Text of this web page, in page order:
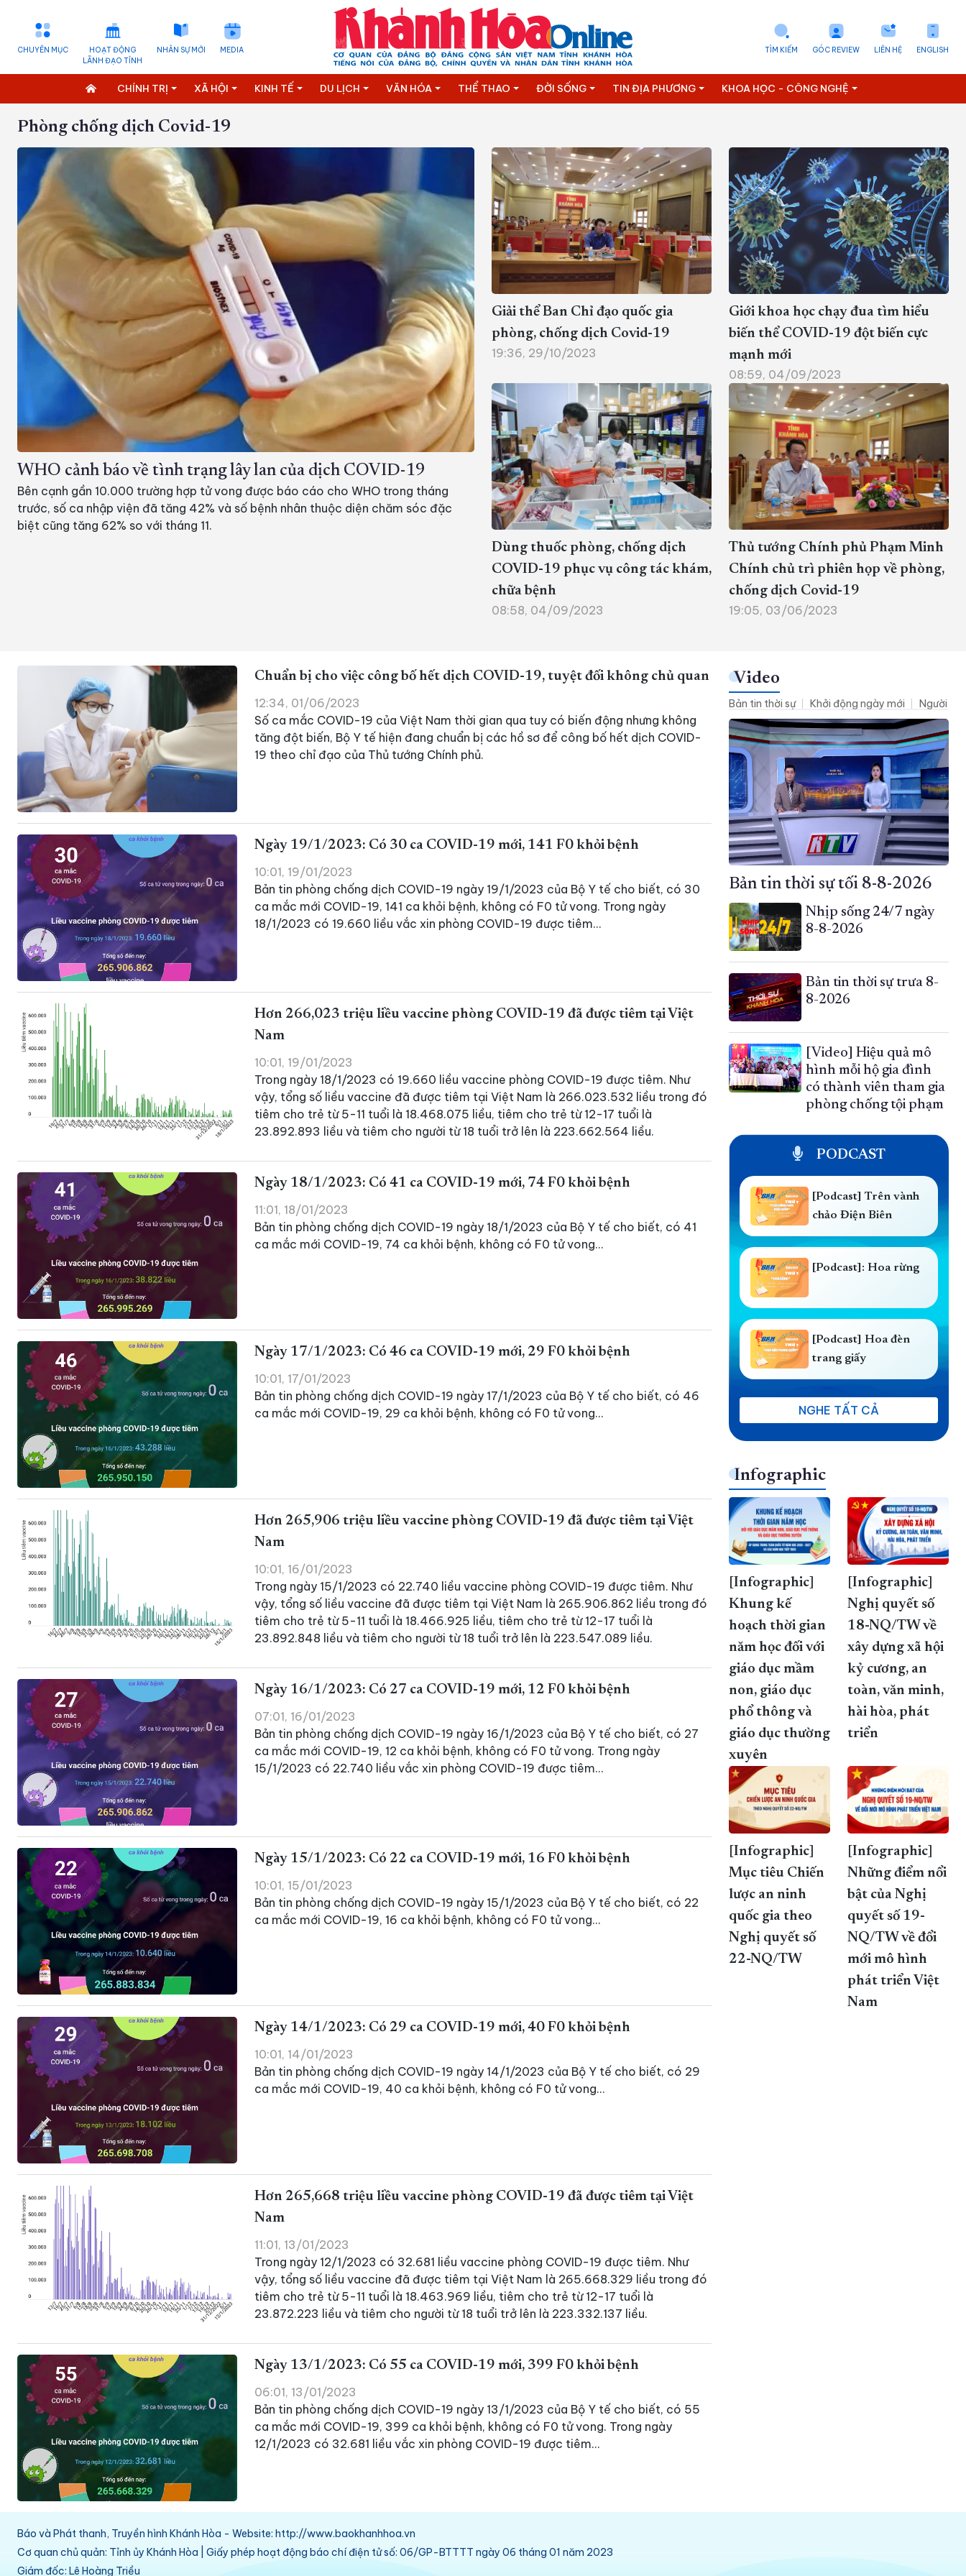
CHUYÊN MỤC
HOẠT ĐỘNG
LÃNH ĐẠO TỈNH
NHÂN SỰ MỚI MEDIA ENGLISH
LIÊN HỆ
GÓC REVIEW
TÌM KIẾM
CHÍNH TRỊ XÃ HỘI KINH TẾ DU LỊCH VĂN HÓA THỂ THAO ĐỜI SỐNG TIN ĐỊA PHƯƠNG KHOA HỌC - CÔNG NGHỆ
Phòng chống dịch Covid-19
WHO cảnh báo về tình trạng lây lan của dịch COVID-19
Bên cạnh gần 10.000 trường hợp tử vong được báo cáo cho WHO trong tháng
trước, số ca nhập viện đã tăng 42% và số bệnh nhân thuộc diện chăm sóc đặc
biệt cũng tăng 62% so với tháng 11.
Giải thể Ban Chỉ đạo quốc gia
phòng, chống dịch Covid-19
19:36, 29/10/2023
Giới khoa học chạy đua tìm hiểu
biến thể COVID-19 đột biến cực
mạnh mới
08:59, 04/09/2023
Dùng thuốc phòng, chống dịch
COVID-19 phục vụ công tác khám,
chữa bệnh
08:58, 04/09/2023
Thủ tướng Chính phủ Phạm Minh
Chính chủ trì phiên họp về phòng,
chống dịch Covid-19
19:05, 03/06/2023
Chuẩn bị cho việc công bố hết dịch COVID-19, tuyệt đối không chủ quan
12:34, 01/06/2023
Số ca mắc COVID-19 của Việt Nam thời gian qua tuy có biến động nhưng không
tăng đột biến, Bộ Y tế hiện đang chuẩn bị các hồ sơ để công bố hết dịch COVID-
19 theo chỉ đạo của Thủ tướng Chính phủ.
Ngày 19/1/2023: Có 30 ca COVID-19 mới, 141 F0 khỏi bệnh
10:01, 19/01/2023
Bản tin phòng chống dịch COVID-19 ngày 19/1/2023 của Bộ Y tế cho biết, có 30
ca mắc mới COVID-19, 141 ca khỏi bệnh, không có F0 tử vong. Trong ngày
18/1/2023 có 19.660 liều vắc xin phòng COVID-19 được tiêm...
Hơn 266,023 triệu liều vaccine phòng COVID-19 đã được tiêm tại Việt
Nam
10:01, 19/01/2023
Trong ngày 18/1/2023 có 19.660 liều vaccine phòng COVID-19 được tiêm. Như
vậy, tổng số liều vaccine đã được tiêm tại Việt Nam là 266.023.532 liều trong đó
tiêm cho trẻ từ 5-11 tuổi là 18.468.075 liều, tiêm cho trẻ từ 12-17 tuổi là
23.892.893 liều và tiêm cho người từ 18 tuổi trở lên là 223.662.564 liều.
Ngày 18/1/2023: Có 41 ca COVID-19 mới, 74 F0 khỏi bệnh
11:01, 18/01/2023
Bản tin phòng chống dịch COVID-19 ngày 18/1/2023 của Bộ Y tế cho biết, có 41
ca mắc mới COVID-19, 74 ca khỏi bệnh, không có F0 tử vong...
Ngày 17/1/2023: Có 46 ca COVID-19 mới, 29 F0 khỏi bệnh
10:01, 17/01/2023
Bản tin phòng chống dịch COVID-19 ngày 17/1/2023 của Bộ Y tế cho biết, có 46
ca mắc mới COVID-19, 29 ca khỏi bệnh, không có F0 tử vong...
Hơn 265,906 triệu liều vaccine phòng COVID-19 đã được tiêm tại Việt
Nam
10:01, 16/01/2023
Trong ngày 15/1/2023 có 22.740 liều vaccine phòng COVID-19 được tiêm. Như
vậy, tổng số liều vaccine đã được tiêm tại Việt Nam là 265.906.862 liều trong đó
tiêm cho trẻ từ 5-11 tuổi là 18.466.925 liều, tiêm cho trẻ từ 12-17 tuổi là
23.892.848 liều và tiêm cho người từ 18 tuổi trở lên là 223.547.089 liều.
Ngày 16/1/2023: Có 27 ca COVID-19 mới, 12 F0 khỏi bệnh
07:01, 16/01/2023
Bản tin phòng chống dịch COVID-19 ngày 16/1/2023 của Bộ Y tế cho biết, có 27
ca mắc mới COVID-19, 12 ca khỏi bệnh, không có F0 tử vong. Trong ngày
15/1/2023 có 22.740 liều vắc xin phòng COVID-19 được tiêm...
Ngày 15/1/2023: Có 22 ca COVID-19 mới, 16 F0 khỏi bệnh
10:01, 15/01/2023
Bản tin phòng chống dịch COVID-19 ngày 15/1/2023 của Bộ Y tế cho biết, có 22
ca mắc mới COVID-19, 16 ca khỏi bệnh, không có F0 tử vong...
Ngày 14/1/2023: Có 29 ca COVID-19 mới, 40 F0 khỏi bệnh
10:01, 14/01/2023
Bản tin phòng chống dịch COVID-19 ngày 14/1/2023 của Bộ Y tế cho biết, có 29
ca mắc mới COVID-19, 40 ca khỏi bệnh, không có F0 tử vong...
Hơn 265,668 triệu liều vaccine phòng COVID-19 đã được tiêm tại Việt
Nam
11:01, 13/01/2023
Trong ngày 12/1/2023 có 32.681 liều vaccine phòng COVID-19 được tiêm. Như
vậy, tổng số liều vaccine đã được tiêm tại Việt Nam là 265.668.329 liều trong đó
tiêm cho trẻ từ 5-11 tuổi là 18.463.969 liều, tiêm cho trẻ từ 12-17 tuổi là
23.872.223 liều và tiêm cho người từ 18 tuổi trở lên là 223.332.137 liều.
Ngày 13/1/2023: Có 55 ca COVID-19 mới, 399 F0 khỏi bệnh
06:01, 13/01/2023
Bản tin phòng chống dịch COVID-19 ngày 13/1/2023 của Bộ Y tế cho biết, có 55
ca mắc mới COVID-19, 399 ca khỏi bệnh, không có F0 tử vong. Trong ngày
12/1/2023 có 32.681 liều vắc xin phòng COVID-19 được tiêm...
Video
Bản tin thời sự Khởi động ngày mới Người
Bản tin thời sự tối 8-8-2026
Nhịp sống 24/7 ngày
8-8-2026
Bản tin thời sự trưa 8-
8-2026
[Video] Hiệu quả mô
hình mỗi hộ gia đình
có thành viên tham gia
phòng chống tội phạm
PODCAST
[Podcast] Trên vành
chảo Điện Biên
[Podcast]: Hoa rừng
[Podcast] Hoa đèn
trang giấy
NGHE TẤT CẢ
Infographic
[Infographic]
Khung kế
hoạch thời gian
năm học đối với
giáo dục mầm
non, giáo dục
phổ thông và
giáo dục thường
xuyên
[Infographic]
Nghị quyết số
18-NQ/TW về
xây dựng xã hội
kỷ cương, an
toàn, văn minh,
hài hòa, phát
triển
[Infographic]
Mục tiêu Chiến
lược an ninh
quốc gia theo
Nghị quyết số
22-NQ/TW
[Infographic]
Những điểm nổi
bật của Nghị
quyết số 19-
NQ/TW về đổi
mới mô hình
phát triển Việt
Nam
Báo và Phát thanh, Truyền hình Khánh Hòa - Website: http://www.baokhanhhoa.vn
Cơ quan chủ quản: Tỉnh ủy Khánh Hòa | Giấy phép hoạt động báo chí điện tử số: 06/GP-BTTTT ngày 06 tháng 01 năm 2023
Giám đốc: Lê Hoàng Triều